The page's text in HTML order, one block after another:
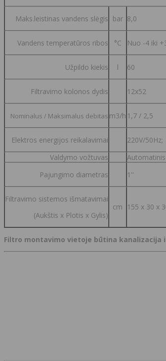
Maks.leistinas vandens slėgis bar 8,0
Vandens temperatūros ribos °C Nuo -4 iki
Užpildo kiekis l 60
Filtravimo kolonos dydis 12x52
Nominalus / Maksimalus debitas m3/h 1,7 / 2,5
Elektros energijos reikalavimai
220V/50Hz;
Valdymo vožtuvas
Automatinis
Pajungimo diametras
1''
Filtravimo sistemos išmatavimai
(Aukštis x Plotis x Gylis)
cm 155 x 30 x
Filtro montavimo vietoje būtina kanalizacija